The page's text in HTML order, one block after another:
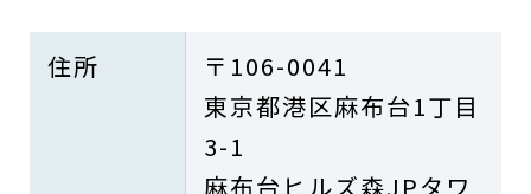
住所
〒106-0041
東京都港区麻布台1丁目
3-1
麻布台ヒルズ森JPタワ